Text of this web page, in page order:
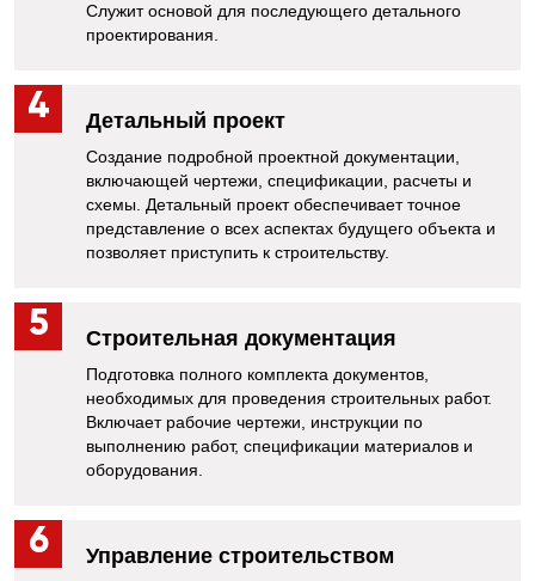
Cлужит основой для последующего детального
проектирования.
Детальный проект
Создание подробной проектной документации,
включающей чертежи, спецификации, расчеты и
схемы. Детальный проект обеспечивает точное
представление о всех аспектах будущего объекта и
позволяет приступить к строительству.
Строитель​ная докуме​нтация
Подготовка полного комплекта документов,
необходимых для проведения строительных работ.
Включает рабочие чертежи, инструкции по
выполнению работ, спецификации материалов и
оборудования.
Управление строительством